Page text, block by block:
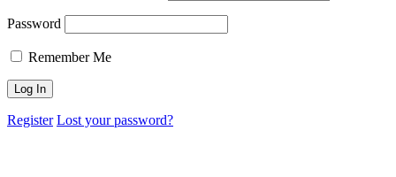
Password
Remember Me
Register Lost your password?